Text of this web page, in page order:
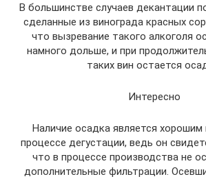
В большинстве случаев декантации
сделанные из винограда красных
что вызревание такого алкоголя
намного дольше, и при
таких вин остается
Интересно
Наличие осадка является хорошим
процессе дегустации, ведь он
что в процессе производства не
дополнительные фильтрации.